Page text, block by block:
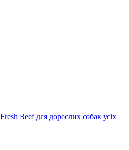
Beef для дорослих собак усіх